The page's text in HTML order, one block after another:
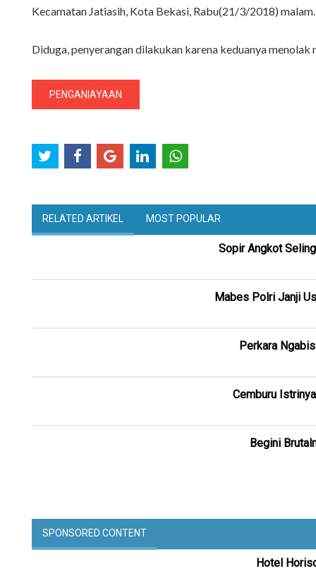
Kecamatan Jatiasih, Kota Bekasi, Rabu(21/3/2018) malam.
Diduga, penyerangan dilakukan karena keduanya
PENGANIAYAAN
RELATED ARTIKEL MOST POPULAR
Sopir Angkot
Mabes Polri Janji
Perkara
Cemburu
Begini
SPONSORED CONTENT
Hotel